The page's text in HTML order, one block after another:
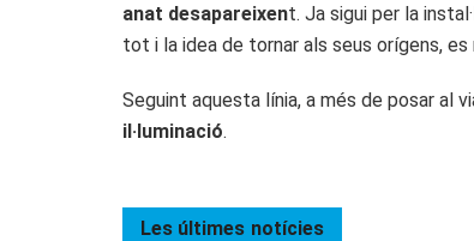
anat desapareixent. Ja sigui per la
tot i la idea de tornar als seus orígens,
Seguint aquesta línia, a més de posar al
il·luminació.
Les últimes notícies